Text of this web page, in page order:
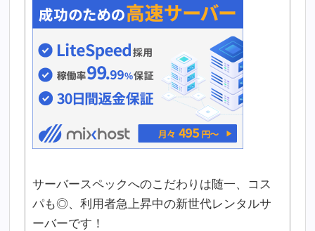
サーバースペックへのこだわりは随一、コス
パも◎、利用者急上昇中の新世代レンタルサ
ーバーです！